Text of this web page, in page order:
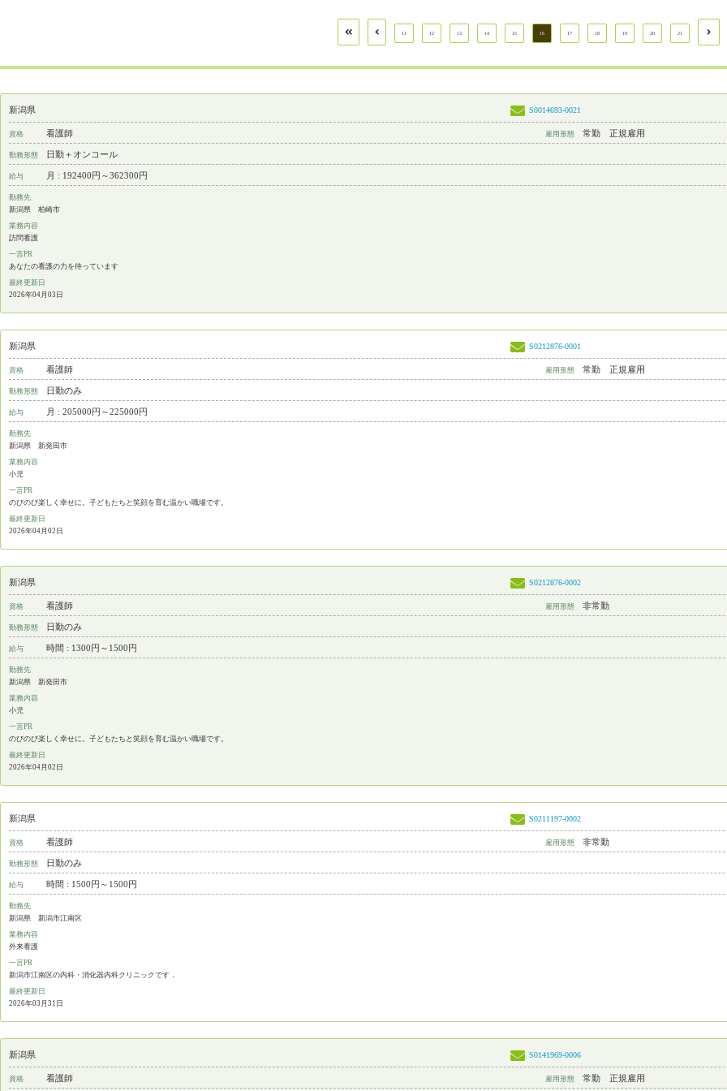
11 12 13 14 15 16 17 18 19 20 21
新潟県 S0014693-0021
資格 看護師 雇用形態 常勤 正規雇用
勤務形態 日勤＋オンコール
給与 月 : 192400円～362300円
勤務先
新潟県 柏崎市
業務内容
訪問看護
一言PR
あなたの看護の力を待っています
最終更新日
2026年04月03日
新潟県 S0212876-0001
資格 看護師 雇用形態 常勤 正規雇用
勤務形態 日勤のみ
給与 月 : 205000円～225000円
勤務先
新潟県 新発田市
業務内容
小児
一言PR
のびのび楽しく幸せに。子どもたちと笑顔を育む温かい職場です。
最終更新日
2026年04月02日
新潟県 S0212876-0002
資格 看護師 雇用形態 非常勤
勤務形態 日勤のみ
給与 時間 : 1300円～1500円
勤務先
新潟県 新発田市
業務内容
小児
一言PR
のびのび楽しく幸せに。子どもたちと笑顔を育む温かい職場です。
最終更新日
2026年04月02日
新潟県 S0211197-0002
資格 看護師 雇用形態 非常勤
勤務形態 日勤のみ
給与 時間 : 1500円～1500円
勤務先
新潟県 新潟市江南区
業務内容
外来看護
一言PR
新潟市江南区の内科・消化器内科クリニックです．
最終更新日
2026年03月31日
新潟県 S0141969-0006
資格 看護師 雇用形態 常勤 正規雇用